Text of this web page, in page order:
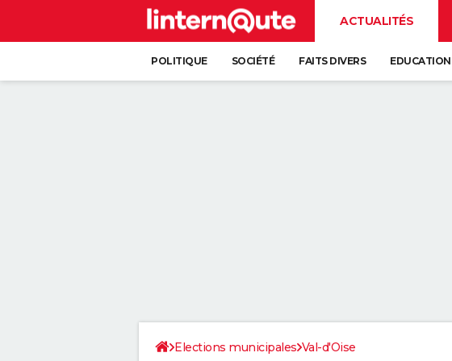
ACTUALITÉS
POLITIQUE SOCIÉTÉ FAITS DIVERS EDUCATION
Elections municipales Val-d'Oise